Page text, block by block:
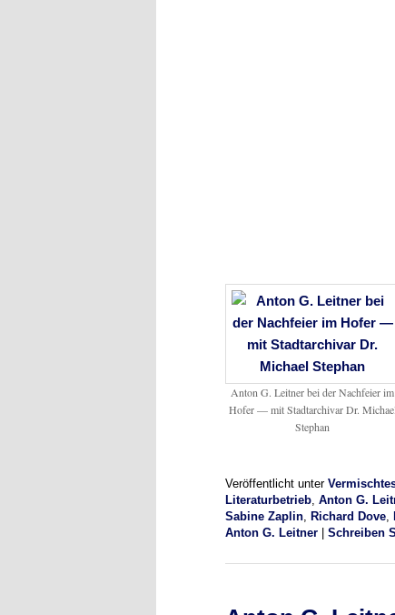
Anton G. Leitner bei der Nachfeier im
Hofer — mit Stadtarchivar Dr.
Stephan
Veröffentlicht unter
Literaturbetrieb Anton G.
Sabine Zaplin
Richard Dove
Anton G. Leitner
Schreiben